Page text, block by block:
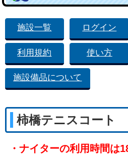
施設一覧 ログイン
利用規約 使い方
施設備品について
柿橋テニスコート
・ナイターの利用時間は